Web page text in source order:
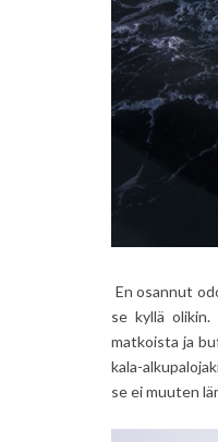
En osannut
se kyllä olikin.
matkoista ja
kala-
se ei muuten